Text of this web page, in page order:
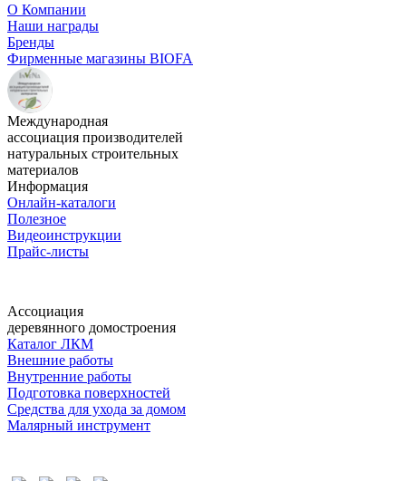
О Компании
Наши награды
Бренды
Фирменные магазины BIOFA
Международная
ассоциация производителей
натуральных строительных
материалов
Информация
Онлайн-каталоги
Полезное
Видеоинструкции
Прайс-листы
Ассоциация
деревянного домостроения
Каталог ЛКМ
Внешние работы
Внутренние работы
Подготовка поверхностей
Средства для ухода за домом
Малярный инструмент